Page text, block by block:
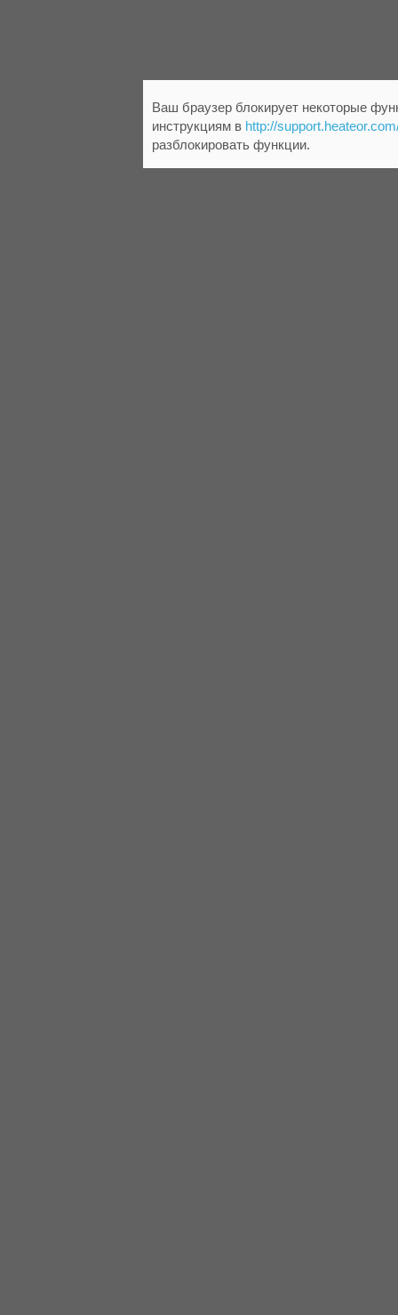
Ваш браузер блокирует некоторые
инструкциям в http://
разблокировать функции.